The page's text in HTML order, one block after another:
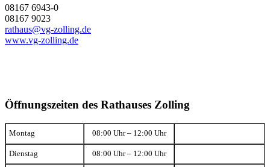
08167 6943-0
08167 9023
rathaus@vg-zolling.de
www.vg-zolling.de
Öffnungszeiten des Rathauses Zolling
Montag 08:00 Uhr – 12:00 Uhr
Dienstag 08:00 Uhr – 12:00 Uhr